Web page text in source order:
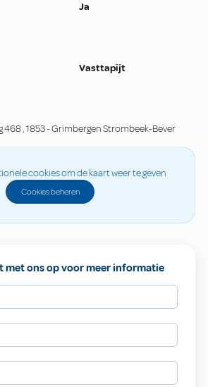
Ja
Vasttapijt
468,1853-Grimbergen Strombeek-Bever
cookies om de kaart weer te geven
Cookies beheren
met ons op voor meer informatie